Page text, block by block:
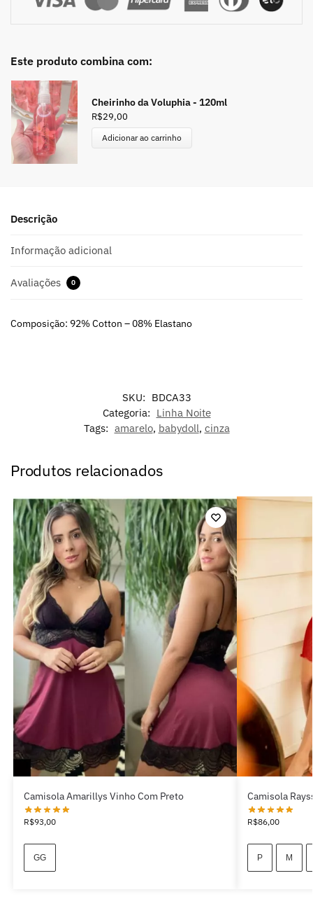
Este produto combina com:
Cheirinho da Voluphia - 120ml
R$29,00
Adicionar ao carrinho
Descrição
Informação adicional
Avaliações 0
Composição: 92% Cotton – 08% Elastano
SKU: BDCA33
Categoria: Linha Noite
Tags: amarelo, babydoll, cinza
Produtos relacionados
Camisola Amarillys Vinho Com Preto
R$93,00
GG
Camisola
R$86,00
P M